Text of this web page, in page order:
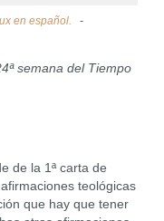
en español.
semana del Tiempo
la 1ª carta de
teológicas
que hay que tener